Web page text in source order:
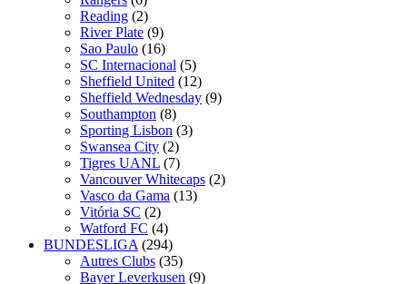
Reading (2)
River Plate (9)
Sao Paulo (16)
SC Internacional (5)
Sheffield United (12)
Sheffield Wednesday (9)
Southampton (8)
Sporting Lisbon (3)
Swansea City (2)
Tigres UANL (7)
Vancouver Whitecaps (2)
Vasco da Gama (13)
Vitória SC (2)
Watford FC (4)
BUNDESLIGA (294)
Autres Clubs (35)
Bayer Leverkusen (9)